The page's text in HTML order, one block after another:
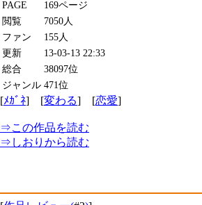
PAGE
169ページ
閲覧
7050人
ファン
155人
更新
13-03-13 22:33
総合
38097位
ジャンル 471位
[ﾒｶﾞﾈ] [変わる] [恋愛]
⇒この作品を読む
⇒ しおり から読む